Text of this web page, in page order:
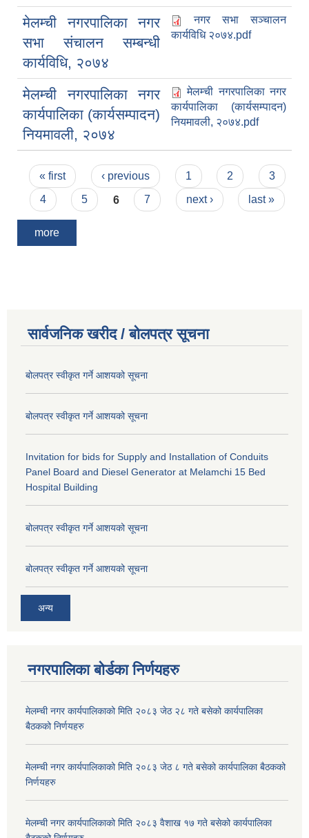
मेलम्ची नगरपालिका नगर
सभा संचालन सम्बन्धी
कार्यविधि, २०७४
नगर सभा सञ्चालन
कार्यविधि २०७४.pdf
मेलम्ची नगरपालिका नगर
कार्यपालिका (कार्यसम्पादन)
नियमावली, २०७४
मेलम्ची नगरपालिका नगर
कार्यपालिका (कार्यसम्पादन)
नियमावली, २०७४.pdf
Pages
« first ‹ previous 1 2
3
4
5 6 7 next › last »
more
सार्वजनिक खरीद / बोलपत्र सूचना
बोलपत्र स्वीकृत गर्ने आशयको सूचना
बोलपत्र स्वीकृत गर्ने आशयको सूचना
Invitation for bids for Supply and Installation of Conduits
Panel Board and Diesel Generator at Melamchi 15 Bed
Hospital Building
बोलपत्र स्वीकृत गर्ने आशयको सूचना
बोलपत्र स्वीकृत गर्ने आशयको सूचना
अन्य
नगरपालिका बोर्डका निर्णयहरु
मेलम्ची नगर कार्यपालिकाको मिति २०८३ जेठ २८ गते बसेको कार्यपालिका
बैठकको निर्णयहरु
मेलम्ची नगर कार्यपालिकाको मिति २०८३ जेठ ८ गते बसेको कार्यपालिका बैठकको
निर्णयहरु
मेलम्ची नगर कार्यपालिकाको मिति २०८३ वैशाख १७ गते बसेको कार्यपालिका